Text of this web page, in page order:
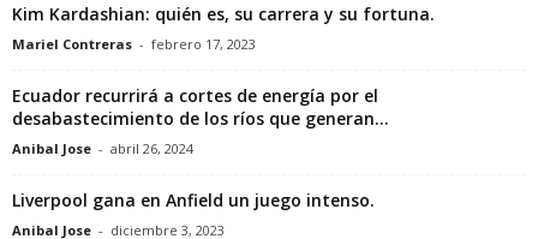
Kim Kardashian: quién es, su carrera y su fortuna.
Mariel Contreras - febrero 17, 2023
Ecuador recurrirá a cortes de energía por el
desabastecimiento de los ríos que generan...
Anibal Jose - abril 26, 2024
Liverpool gana en Anfield un juego intenso.
Anibal Jose - diciembre 3, 2023